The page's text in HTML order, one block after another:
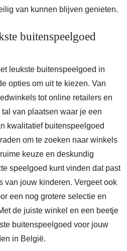
van kunnen blijven genieten.
buitenspeelgoed
leukste buitenspeelgoed in
opties om uit te kiezen. Van
tot online retailers en
van plaatsen waar je een
kwalitatief buitenspeelgoed
om te zoeken naar winkels
keuze en deskundig
speelgoed kunt vinden dat past
van jouw kinderen. Vergeet ook
een nog grotere selectie en
de juiste winkel en een beetje
buitenspeelgoed voor jouw
in België.